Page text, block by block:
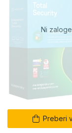
Ni
Preberi